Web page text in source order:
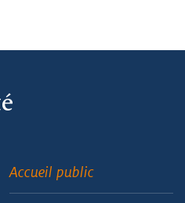
Accueil public